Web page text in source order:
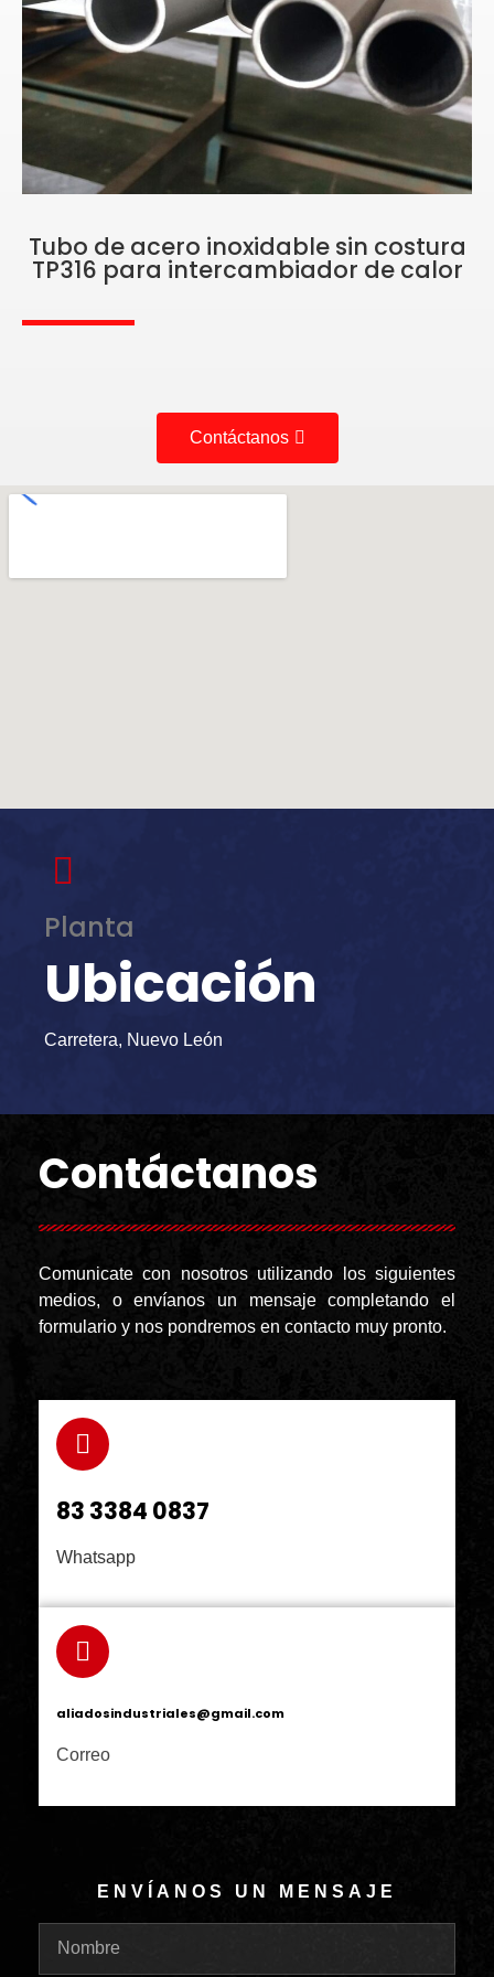
Tubo de acero inoxidable sin costura
TP316 para intercambiador de calor
Contáctanos
Planta
Ubicación
Carretera, Nuevo León
Contáctanos
Comunicate con nosotros utilizando los siguientes
medios, o envíanos un mensaje completando el
formulario y nos pondremos en contacto muy pronto.
83 3384 0837
Whatsapp
aliadosindustriales@gmail.com
Correo
ENVÍANOS UN MENSAJE